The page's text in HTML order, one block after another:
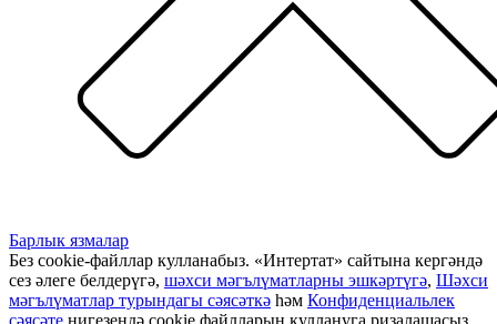
Барлык язмалар
Без cookie-файллар кулланабыз. «Интертат» сайтына кергәндә
сез әлеге белдерүгә, шәхси мәгълүматларны эшкәртүгә, Шәхси
мәгълүматлар турындагы сәясәткә һәм Конфиденциальлек
сәясәте нигезендә cookie файлларын куллануга ризалашасыз